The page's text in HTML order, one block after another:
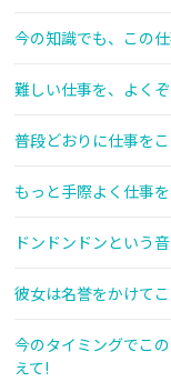
今の知識でも、この
難しい仕事を、よく
普段どおりに仕事を
もっと手際よく仕事
ドンドンドンという
彼女は名誉をかけて
今のタイミングでこ
えて!